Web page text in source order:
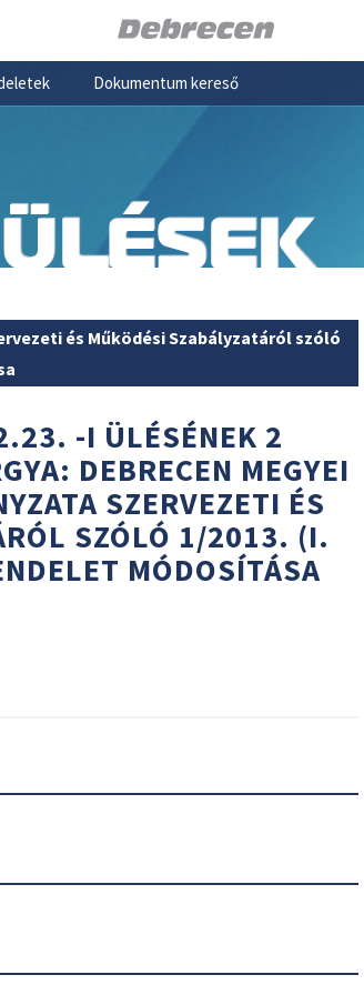
Dokumentum kereső
és Működési Szabályzatáról szóló
-I ÜLÉSÉNEK 2
DEBRECEN MEGYEI
SZERVEZETI ÉS
SZÓLÓ 1/2013. (I.
MÓDOSÍTÁSA